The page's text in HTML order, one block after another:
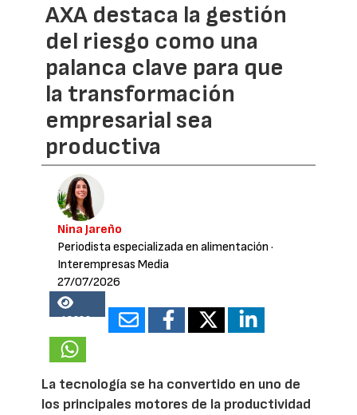
AXA destaca la gestión
del riesgo como una
palanca clave para que
la transformación
empresarial sea
productiva
Nina Jareño
Periodista especializada en alimentación ·
Interempresas Media
27/07/2026
18289
La tecnología se ha convertido en uno de
los principales motores de la productividad